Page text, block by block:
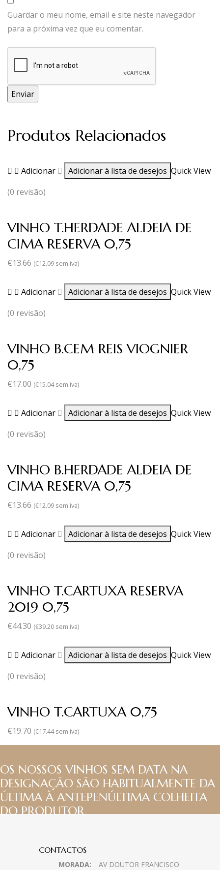
Guardar o meu nome, email e site neste navegador
para a próxima vez que eu comentar.
Produtos Relacionados
Adicionar Adicionar à lista de desejos Quick View
(0 revisão)
VINHO T.HERDADE ALDEIA DE
CIMA RESERVA 0,75
€13.66 (€12.09 sem iva)
Adicionar Adicionar à lista de desejos Quick View
(0 revisão)
VINHO B.CEM REIS VIOGNIER
0,75
€17.00 (€15.04sem iva)
Adicionar Adicionar à lista de desejos Quick View
(0 revisão)
VINHO B.HERDADE ALDEIA DE
CIMA RESERVA 0,75
€13.66 (€12.09 sem iva)
Adicionar Adicionar à lista de desejos Quick View
(0 revisão)
VINHO T.CARTUXA RESERVA
2019 0,75
€44.30 (€39.20 sem iva)
Adicionar Adicionar à lista de desejos Quick View
(0 revisão)
VINHO T.CARTUXA 0,75
€19.70 (€17.44sem iva)
OS NOSSOS VINHOS SEM DATA NA
DESIGNAÇÃO SÃO HABITUALMENTE DA
ÚLTIMA À ANTEPENÚLTIMA COLHEITA
DO PRODUTOR
CONTACTOS
MORADA:
AV DOUTOR FRANCISCO